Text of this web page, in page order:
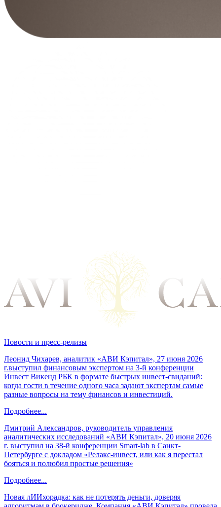
Новости и пресс-релизы
Леонид Чихарев, аналитик «АВИ Кэпитал», 27 июня 2026
г.выступил финансовым экспертом на 3-й конференции
Инвест Викенд РБК в формате быстрых инвест-свиданий:
когда гости в течение одного часа задают экспертам самые
разные вопросы на тему финансов и инвестиций.
Подробнее...
Дмитрий Александров, руководитель управления
аналитических исследований «АВИ Кэпитал», 20 июня 2026
г. выступил на 38-й конференции Smart-lab в Санкт-
Петербурге с докладом «Релакс-инвест, или как я перестал
бояться и полюбил простые решения»
Подробнее...
Новая лИИхорадка: как не потерять деньги, доверяя